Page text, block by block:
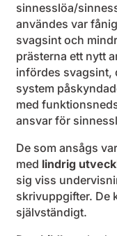
sinnesslöa/
användes var
svagsint och
prästerna ett nytt
infördes svagsint,
system
med
ansvar för
De som ansågs
med lindrig
sig viss
skrivuppgifter. De
självständigt.